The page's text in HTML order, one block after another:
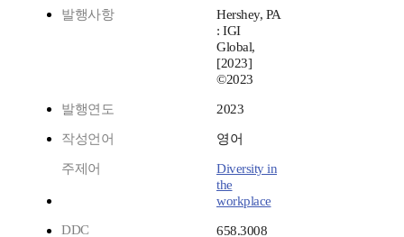
발행사항
Hershey, PA
: IGI
Global,
[2023]
©2023
발행연도 2023
작성언어 영어
주제어
Diversity in
the
workplace
DDC
658.3008